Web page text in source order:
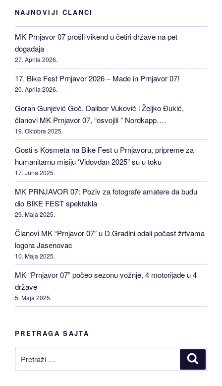
NAJNOVIJI ČLANCI
MK Prnjavor 07 prošli vikend u četiri države na pet
događaja
27. Aprila 2026.
17. Bike Fest Prnjavor 2026 – Made in Prnjavor 07!
20. Aprila 2026.
Goran Gunjević Goč, Dalibor Vuković i Željko Đukić,
članovi MK Prnjavor 07, “osvojili ” Nordkapp….
19. Oktobra 2025.
Gosti s Kosmeta na Bike Fest u Prnjavoru, pripreme za
humanitarnu misiju ‘Vidovdan 2025” su u toku
17. Juna 2025.
MK PRNJAVOR 07: Poziv za fotografe amatere da budu
dio BIKE FEST spektakla
29. Maja 2025.
Članovi MK “Prnjavor 07” u D.Gradini odali počast žrtvama
logora Jasenovac
10. Maja 2025.
MK “Prnjavor 07” počeo sezonu vožnje, 4 motorijade u 4
države
5. Maja 2025.
PRETRAGA SAJTA